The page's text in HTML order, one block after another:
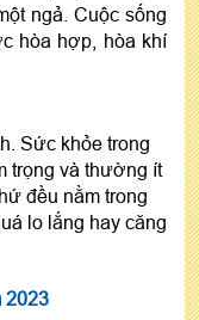
ngả. Cuộc sống
hòa hợp, hòa khí
Sức khỏe trong
trọng và thường ít
đều nằm trong
lo lắng hay căng
2023